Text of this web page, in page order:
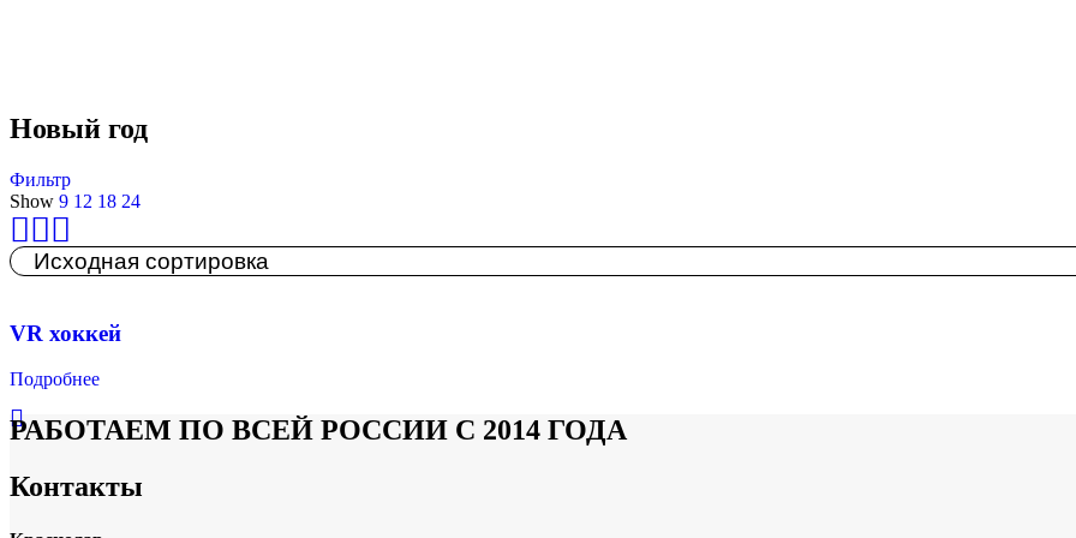
Новый год
Фильтр
Show 9 12 18 24
VR хоккей
Подробнее
РАБОТАЕМ ПО ВСЕЙ РОССИИ С 2014 ГОДА
Контакты